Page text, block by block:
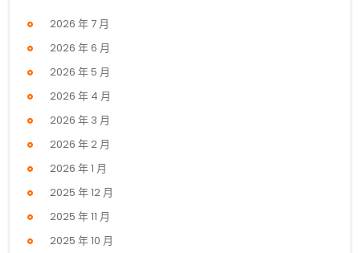
2026 年 7 月
2026 年 6 月
2026 年 5 月
2026 年 4 月
2026 年 3 月
2026 年 2 月
2026 年 1 月
2025 年 12 月
2025 年 11 月
2025 年 10 月